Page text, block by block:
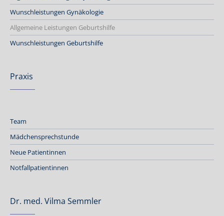
Wunschleistungen Gynäkologie
Allgemeine Leistungen Geburtshilfe
Wunschleistungen Geburtshilfe
Praxis
Team
Mädchensprechstunde
Neue Patientinnen
Notfallpatientinnen
Dr. med. Vilma Semmler